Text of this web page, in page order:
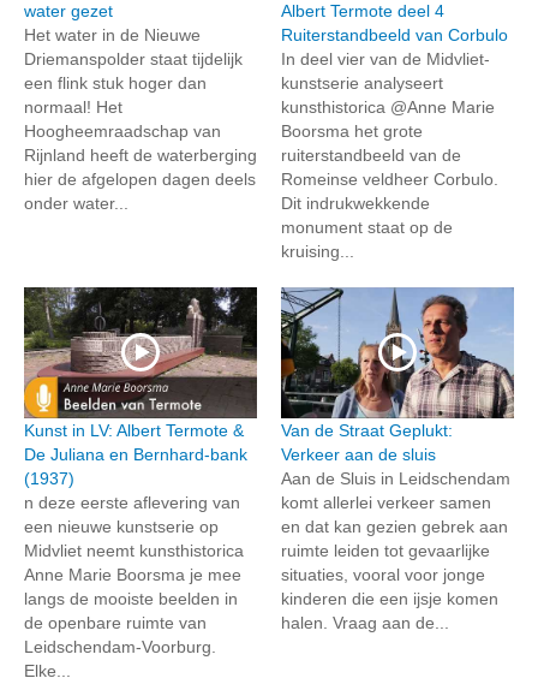
water gezet
Het water in de Nieuwe
Driemanspolder staat tijdelijk
een flink stuk hoger dan
normaal! Het
Hoogheemraadschap van
Rijnland heeft de waterberging
hier de afgelopen dagen deels
onder water...
Albert Termote deel 4
Ruiterstandbeeld van Corbulo
In deel vier van de Midvliet-
kunstserie analyseert
kunsthistorica @Anne Marie
Boorsma het grote
ruiterstandbeeld van de
Romeinse veldheer Corbulo.
Dit indrukwekkende
monument staat op de
kruising...
Kunst in LV: Albert Termote &
De Juliana en Bernhard-bank
(1937)
n deze eerste aflevering van
een nieuwe kunstserie op
Midvliet neemt kunsthistorica
Anne Marie Boorsma je mee
langs de mooiste beelden in
de openbare ruimte van
Leidschendam-Voorburg.
Elke...
Van de Straat Geplukt:
Verkeer aan de sluis
Aan de Sluis in Leidschendam
komt allerlei verkeer samen
en dat kan gezien gebrek aan
ruimte leiden tot gevaarlijke
situaties, vooral voor jonge
kinderen die een ijsje komen
halen. Vraag aan de...